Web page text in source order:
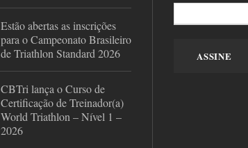
Estão abertas as inscrições
para o Campeonato Brasileiro
de Triathlon Standard 2026
CBTri lança o Curso de
Certificação de Treinador(a)
World Triathlon – Nível 1 –
2026